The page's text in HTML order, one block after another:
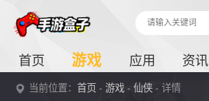
首页 游戏 应用 资讯
当前位置：首页 -游戏 -仙侠 - 详情